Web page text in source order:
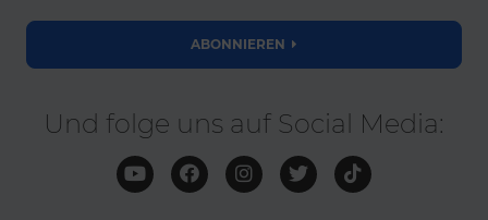
ABONNIEREN
Und folge uns auf Social Media: